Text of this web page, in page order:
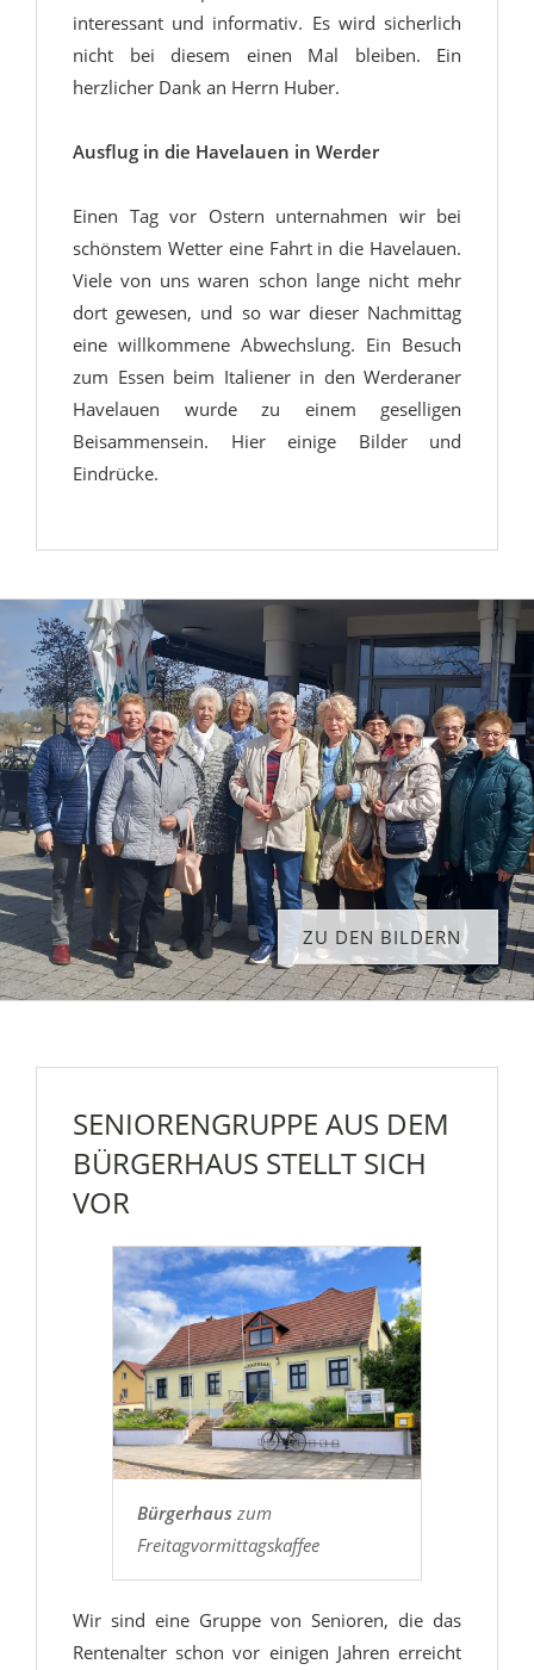
interessant und informativ. Es wird sicherlich
nicht bei diesem einen Mal bleiben. Ein
herzlicher Dank an Herrn Huber.
Ausflug in die Havelauen in Werder
Einen Tag vor Ostern unternahmen wir bei
schönstem Wetter eine Fahrt in die Havelauen.
Viele von uns waren schon lange nicht mehr
dort gewesen, und so war dieser Nachmittag
eine willkommene Abwechslung. Ein Besuch
zum Essen beim Italiener in den Werderaner
Havelauen wurde zu einem geselligen
Beisammensein. Hier einige Bilder und
Eindrücke.
ZU DEN BILDERN
SENIORENGRUPPE AUS DEM
BÜRGERHAUS STELLT SICH
VOR
Bürgerhauszum
Freitagvormittagskaffee
Wir sind eine Gruppe von Senioren, die das
Rentenalter schon vor einigen Jahren erreicht